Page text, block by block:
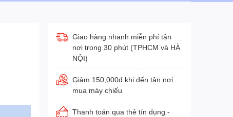
Giao hàng nhanh miễn phí tận
nơi trong 30 phút (TPHCM và HÀ
NỘI)
Giảm 150,000đ khi đến tận nơi
mua máy chiếu
Thanh toán qua thẻ tín dụng -